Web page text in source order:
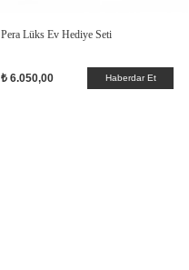
Pera Lüks Ev Hediye Seti
₺ 6.050,00 Haberdar Et